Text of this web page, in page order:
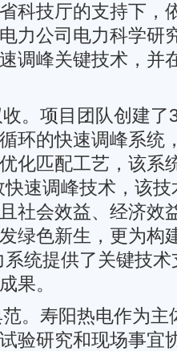
科技厅的支持下，
力公司电力科学研
调峰关键技术，并
。项目团队创建
环的快速调峰系统
化匹配工艺，该系
快速调峰技术，该
社会效益、经济效
绿色新生，更为构
系统提供了关键技
果。
。寿阳热电作为主
验研究和现场事宜